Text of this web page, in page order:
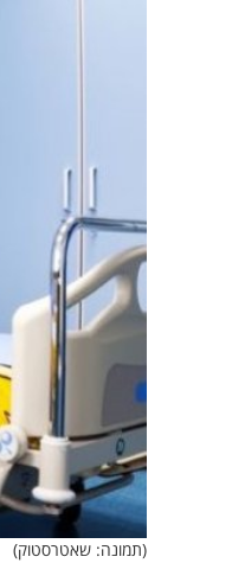
(תמונה: שאטרסטוק)